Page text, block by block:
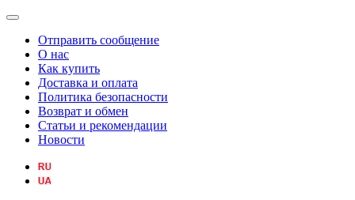
Отправить сообщение
О нас
Как купить
Доставка и оплата
Политика безопасности
Возврат и обмен
Статьи и рекомендации
Новости